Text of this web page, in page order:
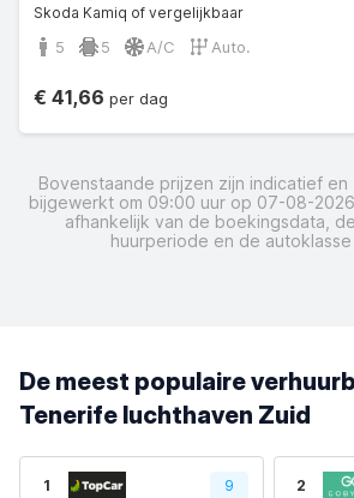
Skoda Kamiq of vergelijkbaar
5 5 A/C Auto.
€ 41,66 per dag
Bovenstaande prijzen zijn indicatief
bijgewerkt om 09:00 uur op 07-08-
afhankelijk van de boekingsdata,
huurperiode en de
De meest populaire
Tenerife luchthaven Zuid
1 9 2